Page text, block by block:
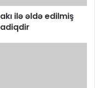
ilə əldə edilmiş